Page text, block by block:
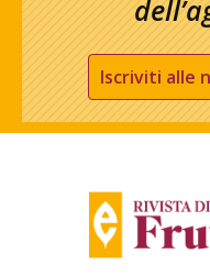
Iscriviti alle